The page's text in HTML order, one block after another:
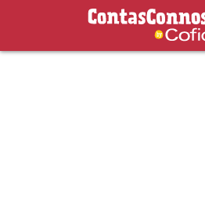
Contas Connosco by Cofidis